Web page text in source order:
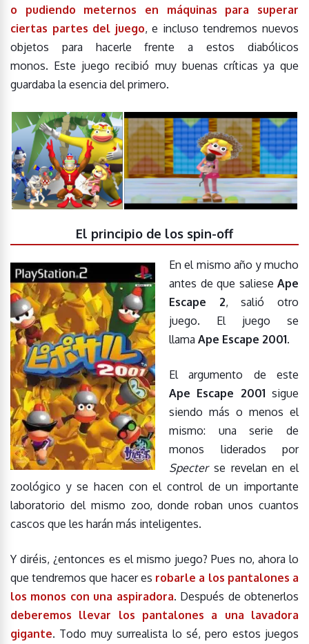
o pudiendo meternos en máquinas para superar
ciertas partes del juego, e incluso tendremos nuevos
objetos para hacerle frente a estos diabólicos
monos. Este juego recibió muy buenas críticas ya que
guardaba la esencia del primero.
El principio de los spin-off
En el mismo año y mucho
antes de que saliese Ape
Escape 2, salió otro
juego. El juego se
llama Ape Escape 2001.
El argumento de este
Ape Escape 2001 sigue
siendo más o menos el
mismo: una serie de
monos liderados por
Specterse revelan en el
zoológico y se hacen con el control de un importante
laboratorio del mismo zoo, donde roban unos cuantos
cascos que les harán más inteligentes.
Y diréis, ¿entonces es el mismo juego? Pues no, ahora lo
que tendremos que hacer es robarle a los pantalones a
los monos con una aspiradora. Después de obtenerlos
deberemos llevar los pantalones a una lavadora
gigante. Todo muy surrealista lo sé, pero estos juegos